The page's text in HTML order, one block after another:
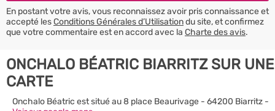
En postant votre avis, vous reconnaissez avoir pris connaissance et
accepté lesConditions Générales d’Utilisationdu site, et confirmez
que votre commentaire est en accord avec la Charte des avis.
ONCHALO BÉATRIC BIARRITZ SUR UNE
CARTE
Onchalo Béatric est situé au 8 place Beaurivage - 64200 Biarritz -